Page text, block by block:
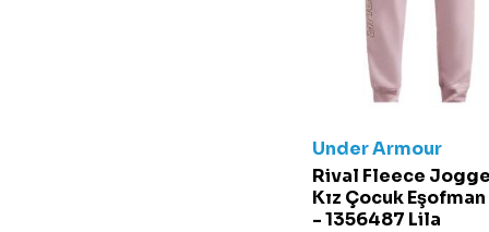
Under Armour
Rival Fleece
Kız Çocuk
- 1356487 Lila